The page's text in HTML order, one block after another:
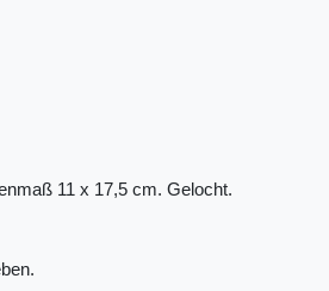
11 x 17,5 cm. Gelocht.